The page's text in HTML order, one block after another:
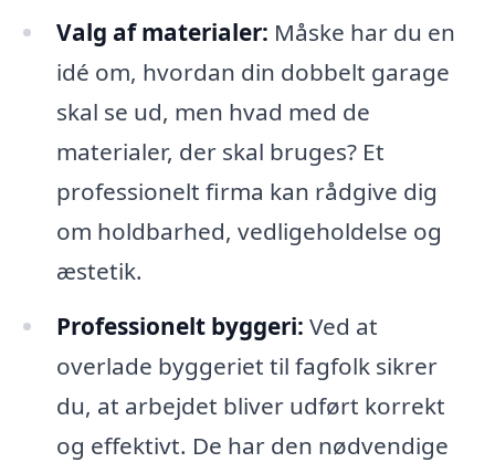
Valg af materialer: Måske har du en
idé om, hvordan din dobbelt garage
skal se ud, men hvad med de
materialer, der skal bruges? Et
professionelt firma kan rådgive dig
om holdbarhed, vedligeholdelse og
æstetik.
Professionelt byggeri: Ved at
overlade byggeriet til fagfolk sikrer
du, at arbejdet bliver udført korrekt
og effektivt. De har den nødvendige